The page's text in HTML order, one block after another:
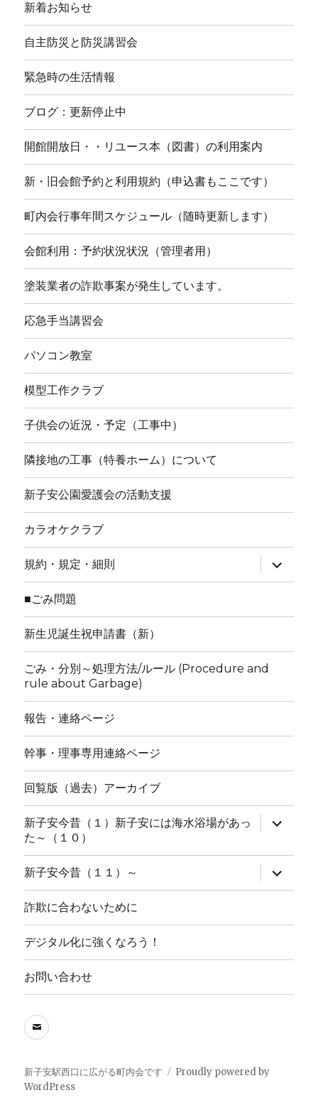
新着お知らせ
自主防災と防災講習会
緊急時の生活情報
ブログ：更新停止中
開館開放日・・リユース本（図書）の利用案内
新・旧会館予約と利用規約（申込書もここです）
町内会行事年間スケジュール（随時更新します）
会館利用：予約状況状況（管理者用）
塗装業者の詐欺事案が発生しています。
応急手当講習会
パソコン教室
模型工作クラブ
子供会の近況・予定（工事中）
隣接地の工事（特養ホーム）について
新子安公園愛護会の活動支援
カラオケクラブ
規約・規定・細則
ブ
メ
ー
開
■ごみ問題
新生児誕生祝申請書（新）
ごみ・分別～処理方法/ルール (Procedure and
rule about Garbage)
報告・連絡ページ
幹事・理事専用連絡ページ
回覧版（過去）アーカイブ
新子安今昔（１）新子安には海水浴場があっ
た～（１０）
ブ
ニ
ュ
を
新子安今昔（１１）～
ブ
メ
ー
開
詐欺に合わないために
デジタル化に強くなろう！
お問い合わせ
メ
ル
新子安駅西口に広がる町内会です
Proudly powered by
WordPress